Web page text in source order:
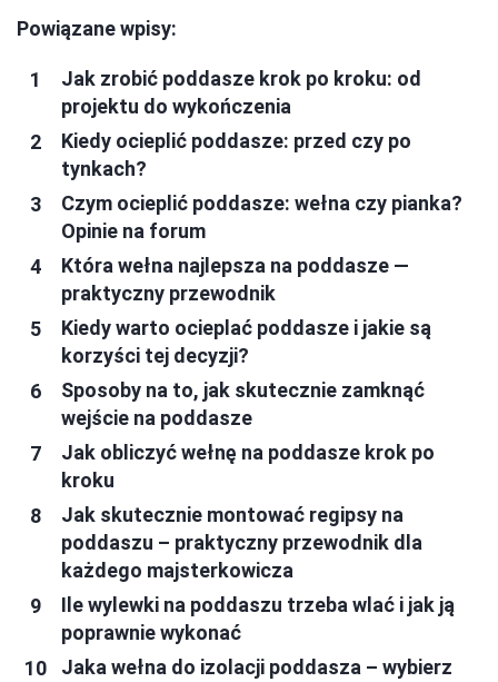
Powiązane wpisy:
Jak zrobić poddasze krok po kroku: od
projektu do wykończenia
Kiedy ocieplić poddasze: przed czy po
tynkach?
Czym ocieplić poddasze: wełna czy pianka?
Opinie na forum
Która wełna najlepsza na poddasze —
praktyczny przewodnik
Kiedy warto ocieplać poddasze i jakie są
korzyści tej decyzji?
Sposoby na to, jak skutecznie zamknąć
wejście na poddasze
Jak obliczyć wełnę na poddasze krok po
kroku
Jak skutecznie montować regipsy na
poddaszu – praktyczny przewodnik dla
każdego majsterkowicza
Ile wylewki na poddaszu trzeba wlać i jak ją
poprawnie wykonać
Jaka wełna do izolacji poddasza – wybierz